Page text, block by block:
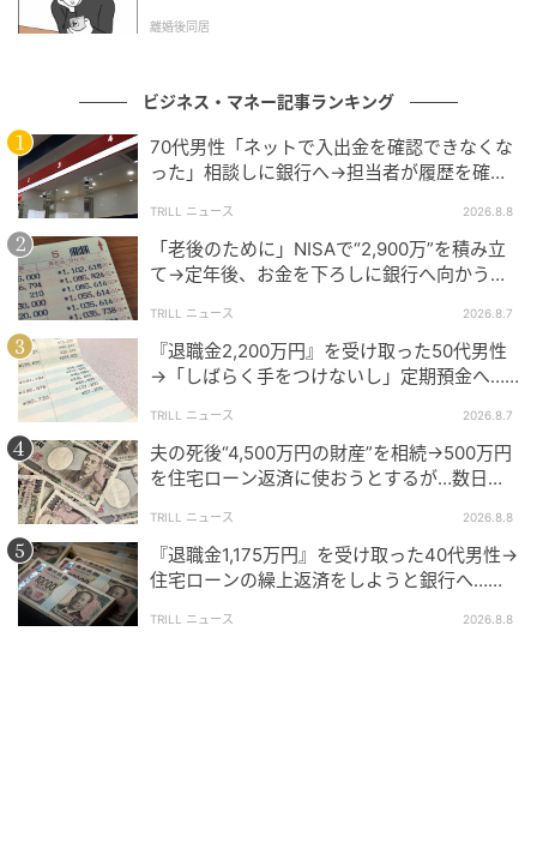
まことサービスは高い評価を寄せており、継続して
岡田トレーディングからも、価格と品質のバランスに
対する評価が集まっています。
実物確認から相談、導入検討までを会場でつなげられ
ることが、CHAOYANG JAPANの独自性です。
全14種類をまとめて比較できるため、用途に合うタイ
ヤ像を整理しやすい展示内容となっています。
初展示の「AZ712」も加わり、ラインナップの広がり
をその場で確かめられます。
物流現場に合った提案まで受けられるCHAOYANG
JAPAN「第7回 関西物流展」の紹介でした。
よくある質問
離婚後同居
ビジネス・マネー記事ランキング
70代男性「ネットで入出金を確認できなくな
った」相談しに銀行へ→担当者が履歴を確認
TRILL ニュース 2026.8.8
「老後のために」NISAで“2,900万”を積み立
て→定年後、お金を下ろしに銀行へ向かう
TRILL ニュース 2026.8.7
『退職金2,200万円』を受け取った50代男性
→「しばらく手をつけないし」定期預金へ…4
TRILL ニュース 2026.8.7
夫の死後“4,500万円の財産”を相続→500万円
を住宅ローン返済に使おうとするが…数日
TRILL ニュース 2026.8.8
『退職金1,175万円』を受け取った40代男性→
住宅ローンの繰上返済をしようと銀行へ…し
TRILL ニュース 2026.8.8